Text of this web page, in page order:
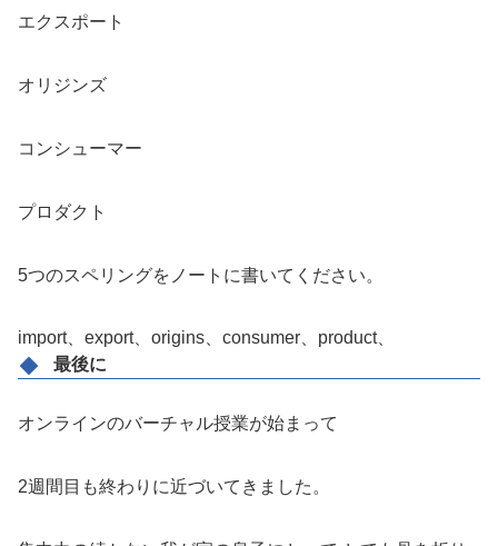
エクスポート
オリジンズ
コンシューマー
プロダクト
5つのスペリングをノートに書いてください。
import、export、origins、consumer、product、
最後に
オンラインのバーチャル授業が始まって
2週間目も終わりに近づいてきました。